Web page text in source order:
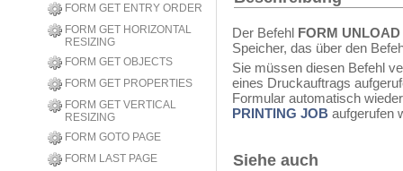
FORM GET ENTRY ORDER
FORM GET HORIZONTAL
RESIZING
FORM GET OBJECTS
FORM GET PROPERTIES
FORM GET VERTICAL
RESIZING
FORM GOTO PAGE
FORM LAST PAGE
Der Befehl FORM UNLOAD
Speicher, das über den
Sie müssen diesen Befehl
eines Druckauftrags
Formular automatisch
PRINTING JOB aufgerufen
Siehe auch